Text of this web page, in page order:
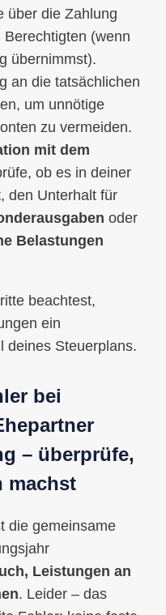
über die Zahlung
(wenn
übernimmst).
an die tatsächlichen
um unnötige
zu vermeiden.
mit dem
ob es in deiner
den Unterhalt für
oder
Belastungen
beachtest,
ein
deines Steuerplans.
bei
– überprüfe,
machst
die gemeinsame
Leistungen an
. Leider – das